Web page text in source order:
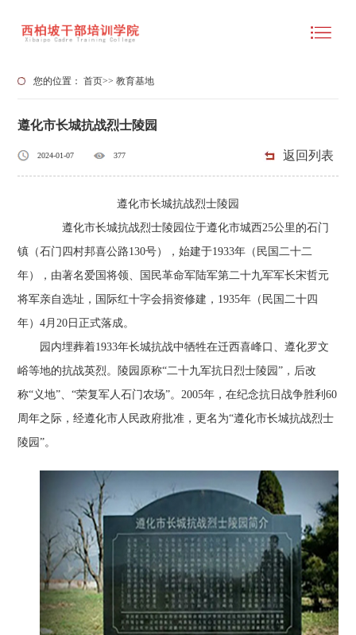
您的位置：首页>>教育基地
遵化市长城抗战烈士陵园
2024-01-07 377 返回列表
遵化市长城抗战烈士陵园
遵化市长城抗战烈士陵园位于遵化市城西25公里的石门
镇（石门四村邦喜公路130号），始建于1933年（民国二十二
年），由著名爱国将领、国民革命军陆军第二十九军军长宋哲元
将军亲自选址，国际红十字会捐资修建，1935年（民国二十四
年）4月20日正式落成。
园内埋葬着1933年长城抗战中牺牲在迁西喜峰口、遵化罗文
峪等地的抗战英烈。陵园原称“二十九军抗日烈士陵园”，后改
称“义地”、“荣复军人石门农场”。2005年，在纪念抗日战争胜利60
周年之际，经遵化市人民政府批准，更名为“遵化市长城抗战烈士
陵园”。